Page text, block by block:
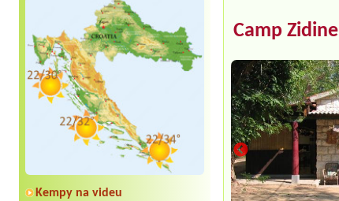
Kempy na videu
Camp Zidine